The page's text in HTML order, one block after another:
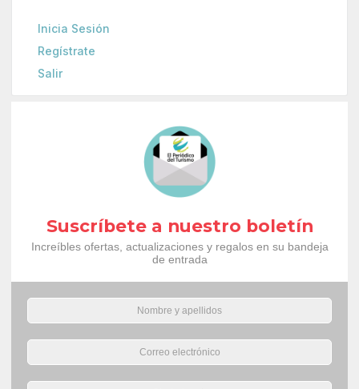
Inicia Sesión
Regístrate
Salir
Suscríbete a nuestro boletín
Increíbles ofertas, actualizaciones y regalos en su bandeja
de entrada